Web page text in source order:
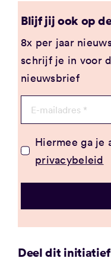
Blijf jij ook op
8x per jaar
schrijf je in voor
nieuwsbrief
Hiermee ga je
privacybeleid
Deel dit initiatief